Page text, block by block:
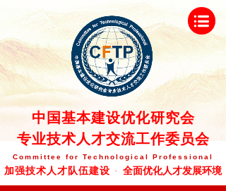
加强技术人才队伍建设 · 全面优化人才发展环境
Committee for Technological Professional
中 国基本建设优化研究会
专业技术人才交流工作委员会